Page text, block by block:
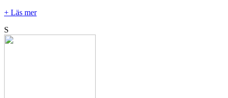
+ Läs mer
S